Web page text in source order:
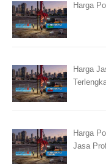
Harga
Harga
Harga
Jasa